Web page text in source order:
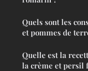
Quels sont les
et pommes de
Quelle est la
la crème et persil